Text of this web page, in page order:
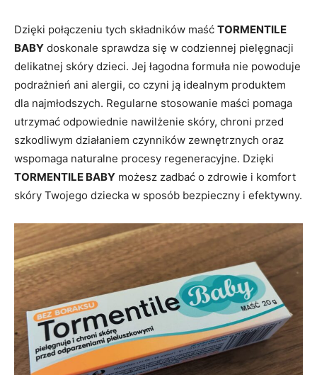
Dzięki połączeniu tych składników maść TORMENTILE
BABY doskonale sprawdza się w codziennej pielęgnacji
delikatnej skóry dzieci. Jej łagodna formuła nie powoduje
podrażnień ani alergii, co czyni ją idealnym produktem
dla najmłodszych. Regularne stosowanie maści pomaga
utrzymać odpowiednie nawilżenie skóry, chroni przed
szkodliwym działaniem czynników zewnętrznych oraz
wspomaga naturalne procesy regeneracyjne. Dzięki
TORMENTILE BABY możesz zadbać o zdrowie i komfort
skóry Twojego dziecka w sposób bezpieczny i efektywny.